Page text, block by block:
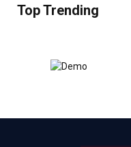
Top Trending